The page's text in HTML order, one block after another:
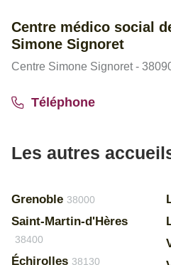
Centre médico social
Simone Signoret
Centre Simone Signoret -
Téléphone
Les autres
Grenoble 38000
Saint-Martin-d'Hères
38400
Échirolles 38130